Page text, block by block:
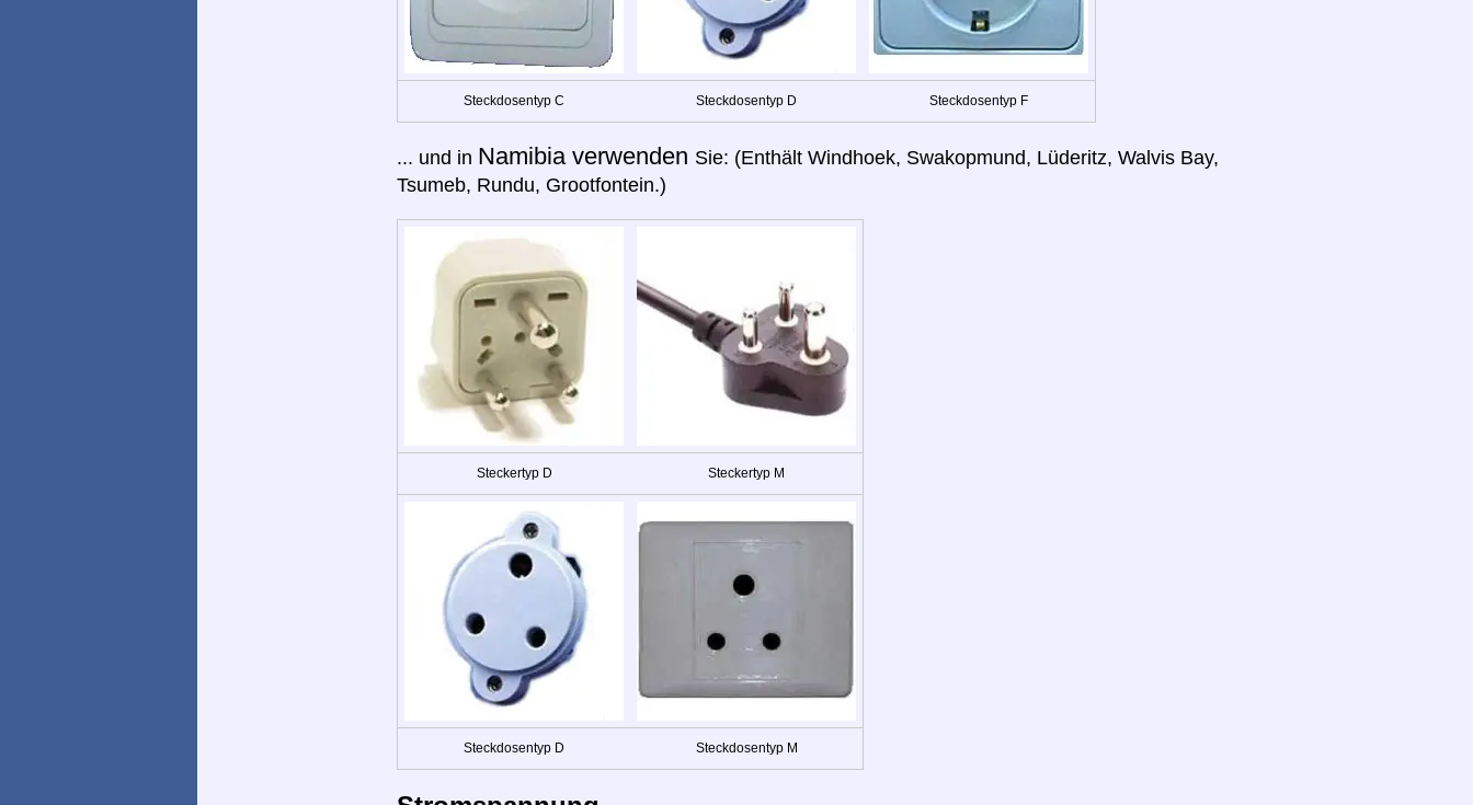
Steckdosentyp C Steckdosentyp D Steckdosentyp F
... und in Namibia verwenden Sie: (Enthält Windhoek, Swakopmund, Lüderitz, Walvis Bay,
Tsumeb, Rundu, Grootfontein.)
Steckertyp D Steckertyp M
Steckdosentyp D Steckdosentyp M